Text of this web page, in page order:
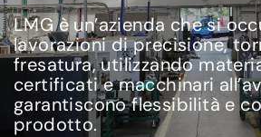
LMG è un’azienda che si
lavorazioni di precisione,
fresatura, utilizzando
certificati e macchinari
garantiscono flessibilità e
prodotto.